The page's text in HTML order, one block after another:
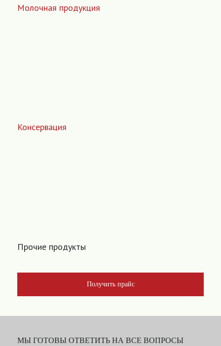
Молочная продукция
Консервация
Прочие продукты
Получить прайс
МЫ ГОТОВЫ ОТВЕТИТЬ НА ВСЕ ВОПРОСЫ